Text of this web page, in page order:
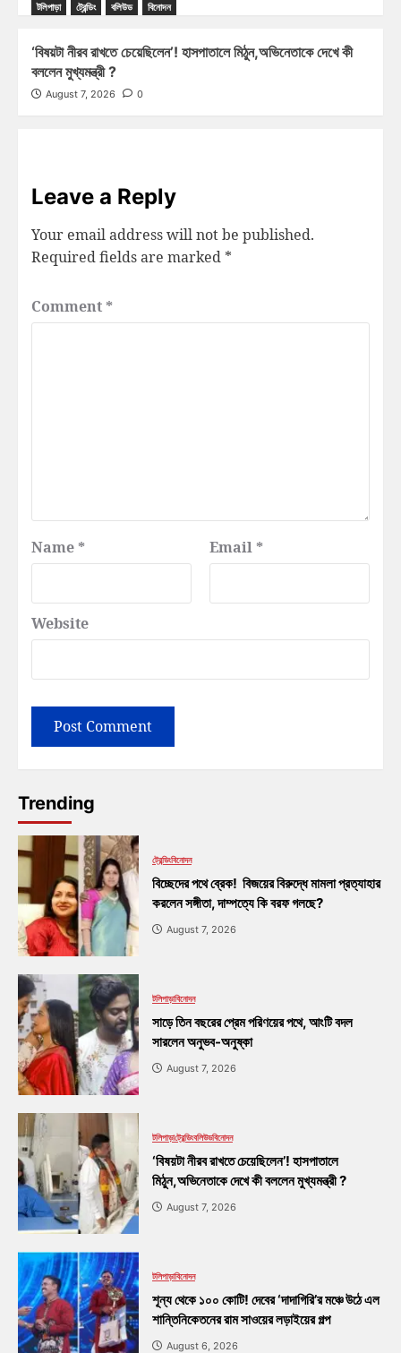
টলিপাড়া ট্রেন্ডিং বলিউড বিনোদন
‘বিষয়টা নীরব রাখতে চেয়েছিলেন’! হাসপাতালে মিঠুন,অভিনেতাকে দেখে কী
বললেন মুখ্যমন্ত্রী ?
August 7, 2026 0
Leave a Reply
Your email address will not be published.
Required fields are marked *
Comment *
Name * Email *
Website
Trending
ট্রেন্ডিংবিনোদন
বিচ্ছেদের পথে ব্রেক! বিজয়ের বিরুদ্ধে মামলা প্রত্যাহার
করলেন সঙ্গীতা, দাম্পত্যে কি বরফ গলছে?
August 7, 2026
টলিপাড়াবিনোদন
সাড়ে তিন বছরের প্রেম পরিণয়ের পথে, আংটি বদল
সারলেন অনুভব-অনুষ্কা
August 7, 2026
টলিপাড়াট্রেন্ডিংবলিউডবিনোদন
‘বিষয়টা নীরব রাখতে চেয়েছিলেন’! হাসপাতালে
মিঠুন,অভিনেতাকে দেখে কী বললেন মুখ্যমন্ত্রী ?
August 7, 2026
টলিপাড়াবিনোদন
শূন্য থেকে ১০০ কোটি! দেবের ‘দাদাগিরি’র মঞ্চে উঠে এল
শান্তিনিকেতনের রাম সাওয়ের লড়াইয়ের গল্প
August 6, 2026